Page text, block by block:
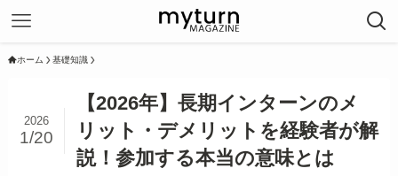
ホーム 基礎知識
【2026年】長期インターンのメ
リット・デメリットを経験者が解
説！参加する本当の意味とは
2026
1/20